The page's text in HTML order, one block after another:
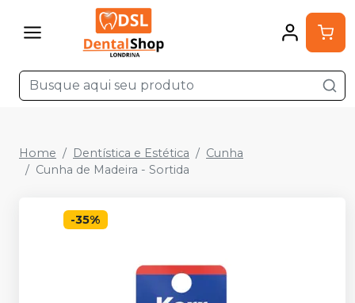
Home Dentística e Estética
Cunha
Cunha de Madeira - Sortida
-35%